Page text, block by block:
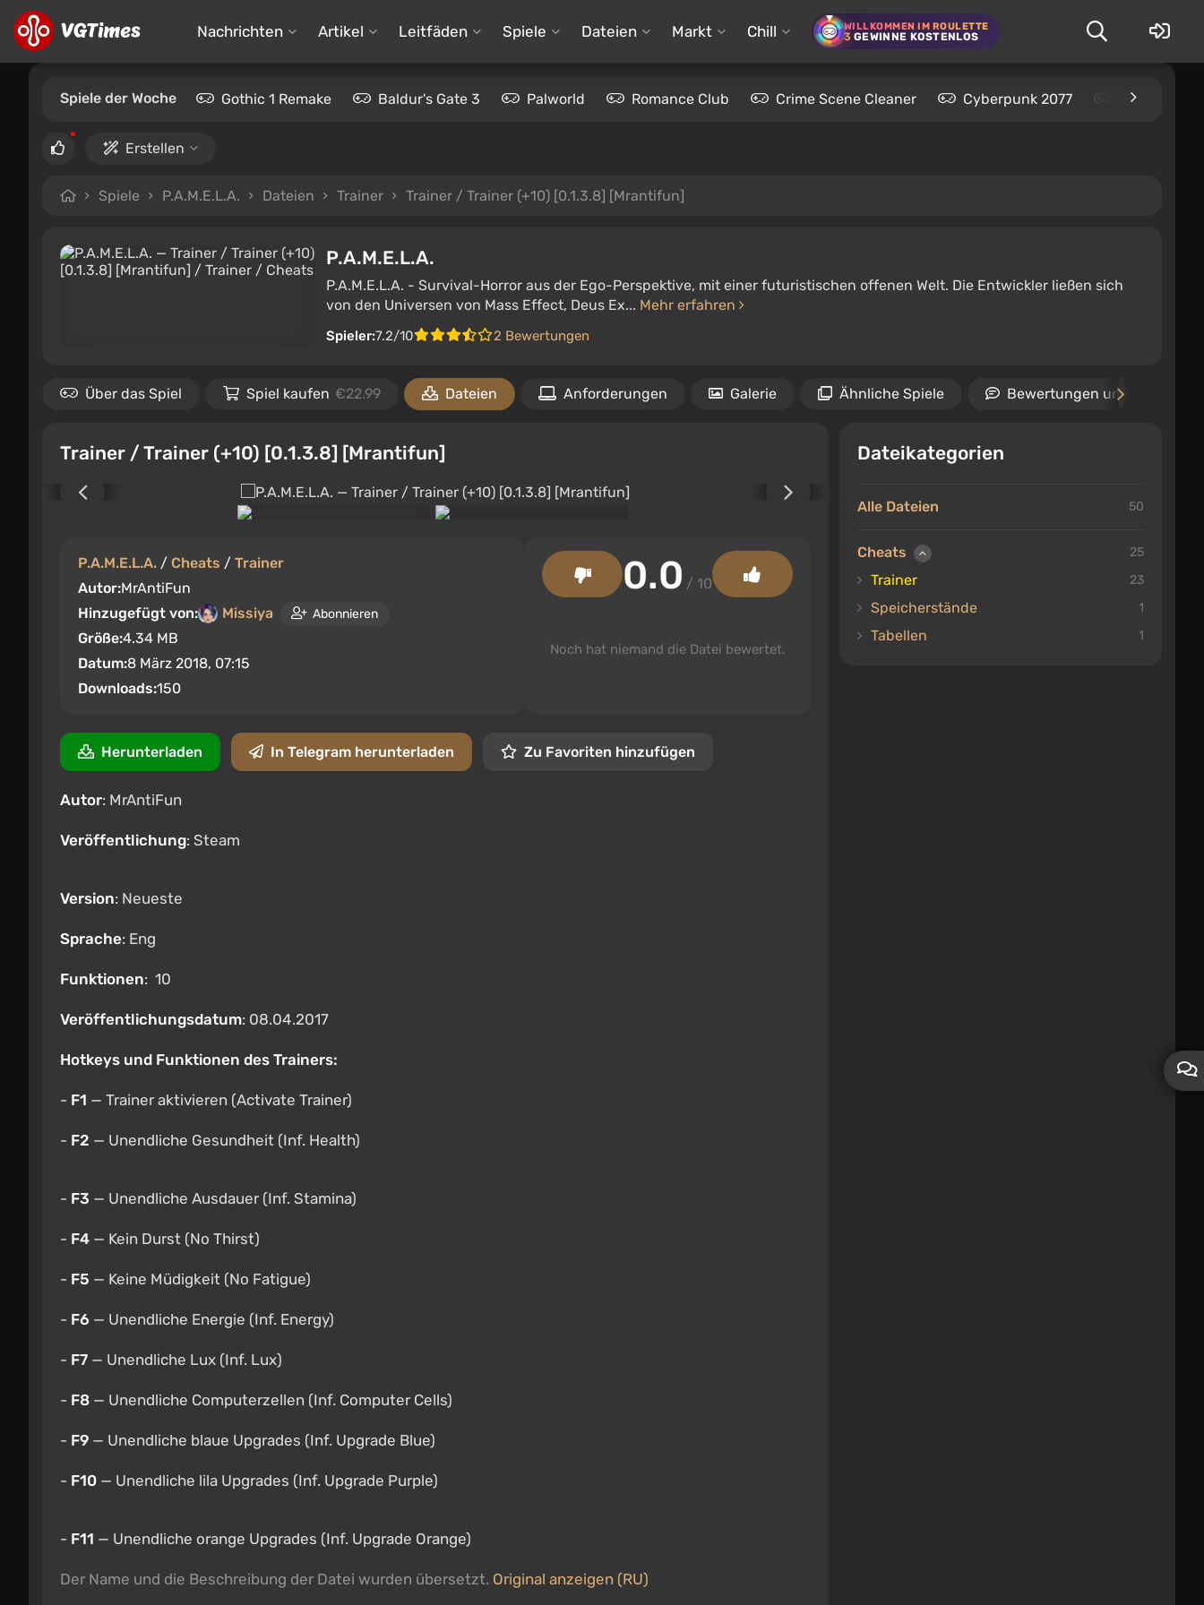
Nachrichten Artikel Leitfäden Spiele Dateien Markt Chill WILLKOMMEN IM ROULETTE
3 GEWINNE KOSTENLOS
Spiele der Woche Gothic 1 Remake Baldur's Gate 3 Palworld Romance Club Crime Scene Cleaner Cyberpunk 2077 Kingdom
Erstellen
Spiele P.A.M.E.L.A. Dateien Trainer Trainer / Trainer (+10) [0.1.3.8] [Mrantifun]
P.A.M.E.L.A.
P.A.M.E.L.A. - Survival-Horror aus der Ego-Perspektive, mit einer futuristischen offenen Welt. Die Entwickler ließen sich
von den Universen von Mass Effect, Deus Ex... Mehr erfahren
Spieler:7.2/10 2 Bewertungen
Über das Spiel Spiel kaufen €22.99 Dateien Anforderungen Galerie Ähnliche Spiele Bewertungen und
Dateikategorien
Alle Dateien 50
Cheats 25
Trainer 23
Speicherstände 1
Tabellen 1
Trainer / Trainer (+10) [0.1.3.8] [Mrantifun]
P.A.M.E.L.A. / Cheats / Trainer
Autor:MrAntiFun
Hinzugefügt von:
Missiya Abonnieren
Größe:4.34 MB
Datum:8 März 2018, 07:15
Downloads:150
0.0 / 10
Noch hat niemand die Datei bewertet.
Herunterladen In Telegram herunterladen Zu Favoriten hinzufügen
Autor: MrAntiFun
Veröffentlichung: Steam
Version: Neueste
Sprache: Eng
Funktionen: 10
Veröffentlichungsdatum: 08.04.2017
Hotkeys und Funktionen des Trainers:
- F1 — Trainer aktivieren (Activate Trainer)
- F2 — Unendliche Gesundheit (Inf. Health)
- F3 — Unendliche Ausdauer (Inf. Stamina)
- F4 — Kein Durst (No Thirst)
- F5 — Keine Müdigkeit (No Fatigue)
- F6 — Unendliche Energie (Inf. Energy)
- F7 — Unendliche Lux (Inf. Lux)
- F8 — Unendliche Computerzellen (Inf. Computer Cells)
- F9 — Unendliche blaue Upgrades (Inf. Upgrade Blue)
- F10 — Unendliche lila Upgrades (Inf. Upgrade Purple)
- F11 — Unendliche orange Upgrades (Inf. Upgrade Orange)
Der Name und die Beschreibung der Datei wurden übersetzt. Original anzeigen (RU)